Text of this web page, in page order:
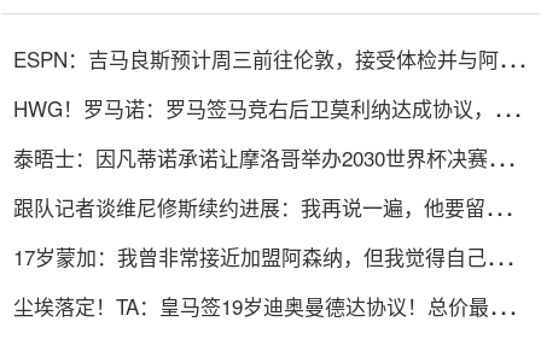
ESPN：吉马良斯预计周三前往伦敦，接受体检并与阿森
HWG！罗马诺：罗马签马竞右后卫莫利纳达成协议，总
泰晤士：因凡蒂诺承诺让摩洛哥举办2030世界杯决赛，
跟队记者谈维尼修斯续约进展：我再说一遍，他要留下
17岁蒙加：我曾非常接近加盟阿森纳，但我觉得自己更适
尘埃落定！TA：皇马签19岁迪奥曼德达协议！总价最高